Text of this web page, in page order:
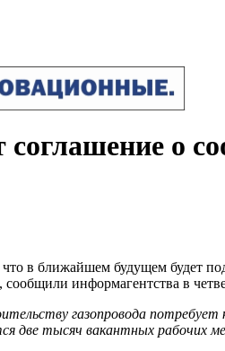
о
в ближайшем будущем будет
информагентства в
газопровода
две тысяч вакантных рабочих